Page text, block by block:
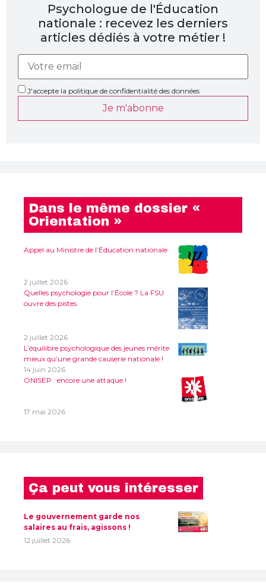
Psychologue de l'Éducation
nationale : recevez les derniers
articles dédiés à votre métier !
J'accepte la politique de confidentialité des données
Je m'abonne
Dans le même dossier «
Orientation »
Appel au Ministre de l’Éducation nationale
2 juillet 2026
Quelles psychologie pour l’École ? La FSU
ouvre des pistes.
2 juillet 2026
L’équilibre psychologique des jeunes mérite
mieux qu’une grande causerie nationale !
14 juin 2026
ONISEP : encore une attaque !
17 mai 2026
Ça peut vous intéresser
Le gouvernement garde nos
salaires au frais, agissons !
12 juillet 2026